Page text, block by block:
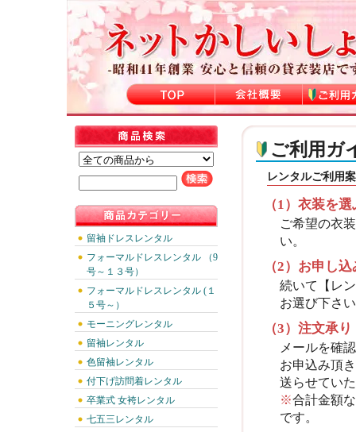
留袖ドレスレンタル
フォーマルドレスレンタル （9
号～１３号）
フォーマルドレスレンタル (１
５号～）
モーニングレンタル
留袖レンタル
色留袖レンタル
付下げ訪問着レンタル
卒業式 女袴レンタル
七五三レンタル
ご利用ガ
レンタルご利用
（1）衣装を選
ご希望の衣
い。
（2）お申し込
続いて【レ
お選び下さ
（3）注文承り
メールを確認
お申込み頂
送らせてい
※合計金額
です。